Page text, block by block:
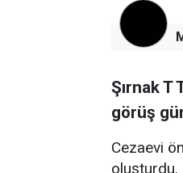
Şırnak T
görüş
Cezaevi
oluşturdu.